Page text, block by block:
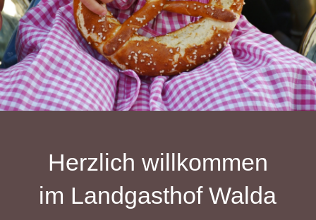
Herzlich willkommen
im Landgasthof Walda